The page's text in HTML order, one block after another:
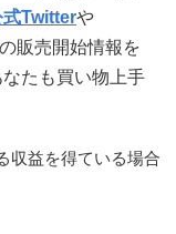
式Twitterや
販売開始情報を
たも買い物上手
収益を得ている場合